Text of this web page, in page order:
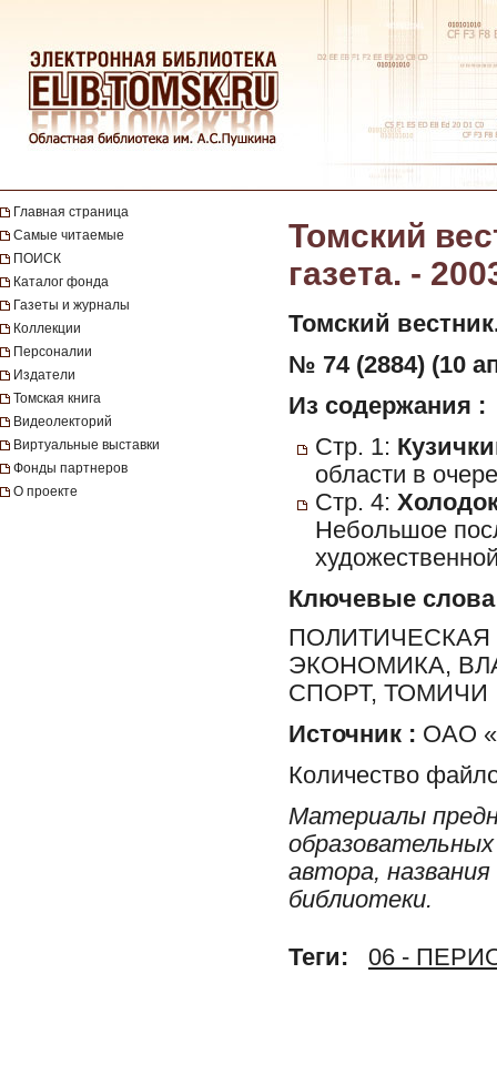
Главная страница
Самые читаемые
ПОИСК
Каталог фонда
Газеты и журналы
Коллекции
Персоналии
Издатели
Томская книга
Видеолекторий
Виртуальные выставки
Фонды партнеров
О проекте
Томский
газета. -
Томский
№ 74 (2884) (10
Из содержания :
Стр. 1:
области в
Стр. 4:
Небольшое
Ключевые слова
ЭКОНОМИКА,
СПОРТ, ТОМИЧИ
Источник : ОАО
Количество
Материалы
автора,
библиотеки.
Теги: 06 -